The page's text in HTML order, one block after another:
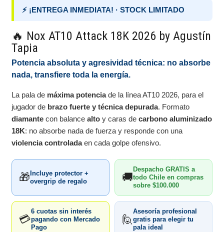
⚡ ¡ENTREGA INMEDIATA! · STOCK LIMITADO
🔥 Nox AT10 Attack 18K 2026 by Agustín
Tapia
Potencia absoluta y agresividad técnica: no absorbe
nada, transfiere toda la energía.
La pala de máxima potenciade la línea AT10 2026, para el
jugador de brazo fuerte y técnica depurada. Formato
diamante con balancealto y caras decarbono aluminizado
18K: no absorbe nada de fuerza y responde con una
violencia controladaen cada golpe ofensivo.
🎁 Incluye protector +
overgrip de regalo
🚚
Despacho GRATIS a
todo Chile en compras
sobre $100.000
💳
6 cuotas sin interés
pagando con Mercado
Pago
🙋
Asesoría profesional
gratis para elegir tu
pala ideal